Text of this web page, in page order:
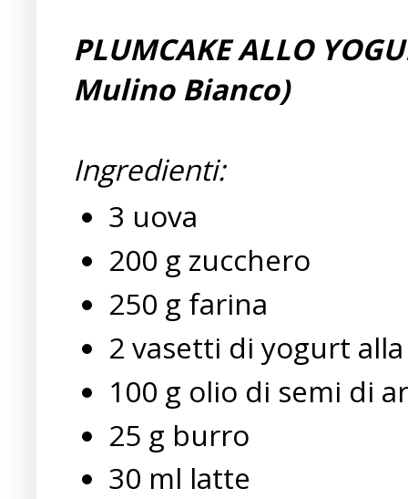
PLUMCAKE ALLO
Mulino Bianco)
Ingredienti:
3 uova
200 g zucchero
250 g farina
2 vasetti di yogurt
100 g olio di semi di
25 g burro
30 ml latte